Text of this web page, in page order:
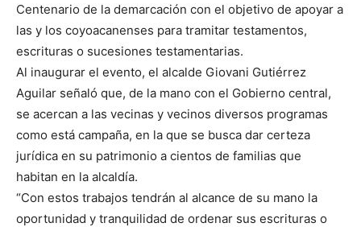
Centenario de la demarcación con el objetivo de apoyar a
las y los coyoacanenses para tramitar testamentos,
escrituras o sucesiones testamentarias.
Al inaugurar el evento, el alcalde Giovani Gutiérrez
Aguilar señaló que, de la mano con el Gobierno central,
se acercan a las vecinas y vecinos diversos programas
como está campaña, en la que se busca dar certeza
jurídica en su patrimonio a cientos de familias que
habitan en la alcaldía.
“Con estos trabajos tendrán al alcance de su mano la
oportunidad y tranquilidad de ordenar sus escrituras o